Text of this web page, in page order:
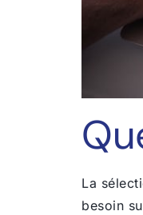
La
besoin